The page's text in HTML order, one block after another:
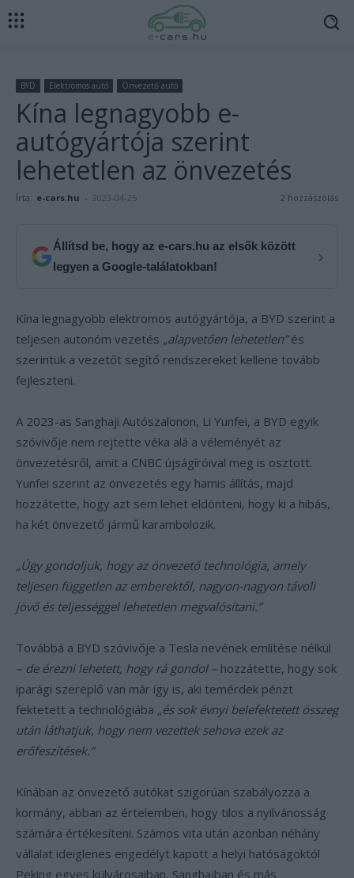
BYD Elektromos autó Önvezető autó
Kína legnagyobb e-
autógyártója szerint
lehetetlen az önvezetés
Írta: e-cars.hu - 2023-04-25 2 hozzászólás
Állítsd be, hogy az e-cars.hu az elsők között
legyen a Google-találatokban!
›
Kína legnagyobb elektromos autógyártója, a BYD szerint a
teljesen autonóm vezetés „alapvetően lehetetlen”és
szerintük a vezetőt segítő rendszereket kellene tovább
fejleszteni.
A 2023-as Sanghaji Autószalonon, Li Yunfei, a BYD egyik
szóvivője nem rejtette véka alá a véleményét az
önvezetésről, amit a CNBC újságíróival meg is osztott.
Yunfei szerint az önvezetés egy hamis állítás, majd
hozzátette, hogy azt sem lehet eldönteni, hogy ki a hibás,
ha két önvezető jármű karambolozik.
„Úgy gondoljuk, hogy az önvezető technológia, amely
teljesen független az emberektől, nagyon-nagyon távoli
jövő és teljességgel lehetetlen megvalósítani.”
Továbbá a BYD szóvivője a Tesla nevének említése nélkül
– de érezni lehetett, hogy rá gondol – hozzátette, hogy sok
iparági szereplő van már így is, aki temérdek pénzt
fektetett a technológiába „és sok évnyi belefektetett összeg
után láthatjuk, hogy nem vezettek sehova ezek az
erőfeszítések.”
Kínában az önvezető autókat szigorúan szabályozza a
kormány, abban az értelemben, hogy tilos a nyilvánosság
számára értékesíteni. Számos vita után azonban néhány
vállalat ideiglenes engedélyt kapott a helyi hatóságoktól
Peking egyes külvárosaiban, Sanghajban és más